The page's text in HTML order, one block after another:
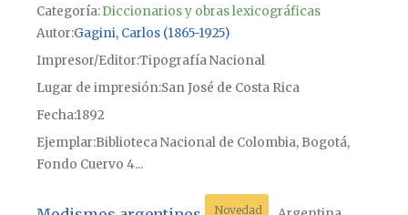
Categoría:Diccionarios y obras lexicográficas
Autor Gagini, Carlos (1865-1925)
Impresor/Editor Tipografía Nacional
Lugar de impresiónSan José de Costa Rica
Fecha1892
Ejemplar Biblioteca Nacional de Colombia, Bogotá,
Fondo Cuervo 4...
Novedad